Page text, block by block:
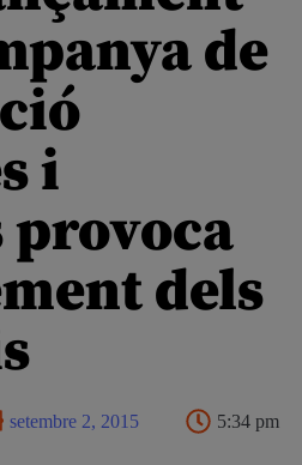
de
i
dels
setembre 2, 2015 5:34 pm